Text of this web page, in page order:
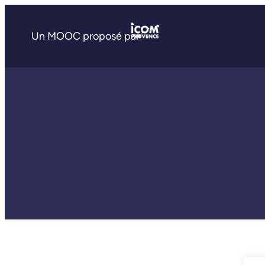
Un MOOC proposé par